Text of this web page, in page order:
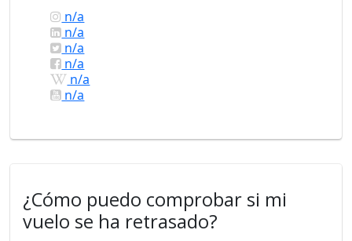
n/a
n/a
n/a
n/a
n/a
n/a
¿Cómo puedo comprobar si mi
vuelo se ha retrasado?